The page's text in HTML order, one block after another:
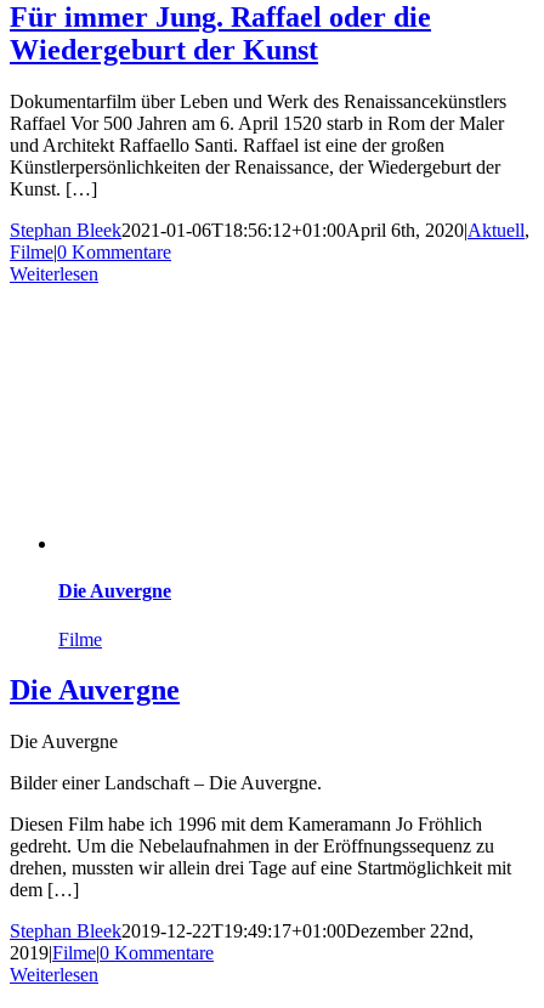
Für immer Jung. Raffael oder die
Wiedergeburt der Kunst
Dokumentarfilm über Leben und Werk des Renaissancekünstlers
Raffael Vor 500 Jahren am 6. April 1520 starb in Rom der Maler
und Architekt Raffaello Santi. Raffael ist eine der großen
Künstlerpersönlichkeiten der Renaissance, der Wiedergeburt der
Kunst. […]
Stephan Bleek2021-01-06T18:56:12+01:00April 6th, 2020|Aktuell,
Filme|0 Kommentare
Weiterlesen
Die Auvergne
Filme
Die Auvergne
Die Auvergne
Bilder einer Landschaft – Die Auvergne.
Diesen Film habe ich 1996 mit dem Kameramann Jo Fröhlich
gedreht. Um die Nebelaufnahmen in der Eröffnungssequenz zu
drehen, mussten wir allein drei Tage auf eine Startmöglichkeit mit
dem […]
Stephan Bleek2019-12-22T19:49:17+01:00Dezember 22nd,
2019|Filme|0 Kommentare
Weiterlesen